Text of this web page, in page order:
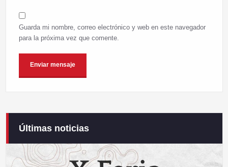
Guarda mi nombre, correo electrónico y web en este navegador
para la próxima vez que comente.
Últimas noticias